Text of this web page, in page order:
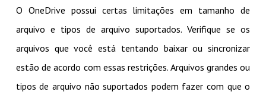
O OneDrive possui certas limitações em tamanho de
arquivo e tipos de arquivo suportados. Verifique se os
arquivos que você está tentando baixar ou sincronizar
estão de acordo com essas restrições. Arquivos grandes ou
tipos de arquivo não suportados podem fazer com que o